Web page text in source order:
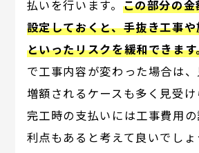
払いを行います。 この部分の
設定しておくと、手抜き工事
といったリスクを緩和できます
で工事内容が変わった場合は、
増額されるケースも多く見受け
完工時の支払いには工事費用
利点もあると考えて良いでしょ